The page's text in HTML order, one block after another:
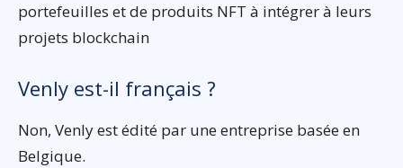
portefeuilles et de produits NFT à intégrer à leurs
projets blockchain
Venly est-il français ?
Non, Venly est édité par une entreprise basée en
Belgique.